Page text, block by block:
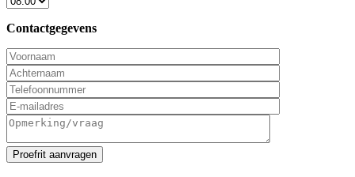
Contactgegevens